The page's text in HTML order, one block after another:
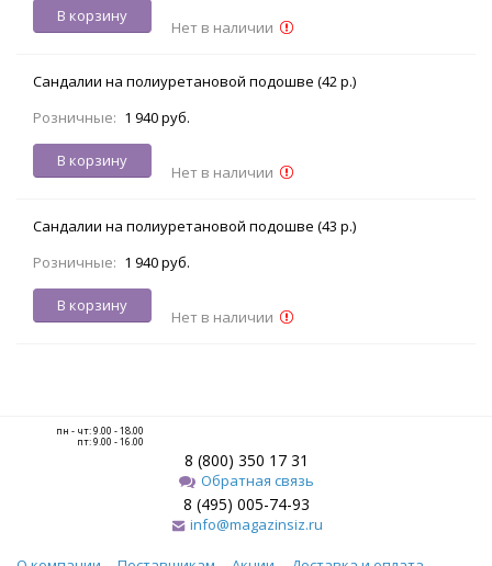
В корзину
Нет в наличии
Сандалии на полиуретановой подошве (42 р.)
Розничные: 1 940 руб.
В корзину
Нет в наличии
Сандалии на полиуретановой подошве (43 р.)
Розничные: 1 940 руб.
В корзину
Нет в наличии
пн - чт: 9.00 - 18.00
пт: 9.00 - 16.00
8 (800) 350 17 31
Обратная связь
8 (495) 005-74-93
info@magazinsiz.ru